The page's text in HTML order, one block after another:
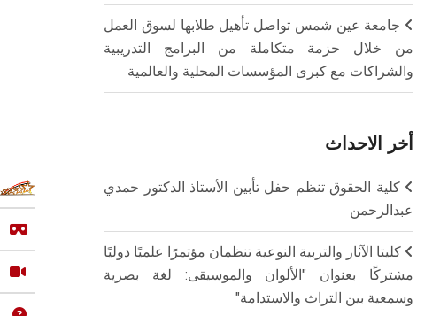
جامعة عين شمس تواصل تأهيل طلابها لسوق العمل
من خلال حزمة متكاملة من البرامج التدريبية
والشراكات مع كبرى المؤسسات المحلية والعالمية
أخر الاحداث
كلية الحقوق تنظم حفل تأبين الأستاذ الدكتور حمدي
عبدالرحمن
كليتا الآثار والتربية النوعية تنظمان مؤتمرًا علميًا دوليًا
مشتركًا بعنوان "الألوان والموسيقى: لغة بصرية
وسمعية بين التراث والاستدامة"